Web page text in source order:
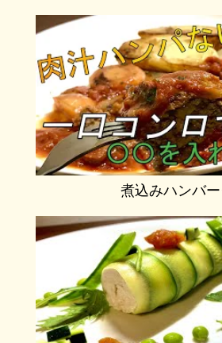
煮込みハンバ